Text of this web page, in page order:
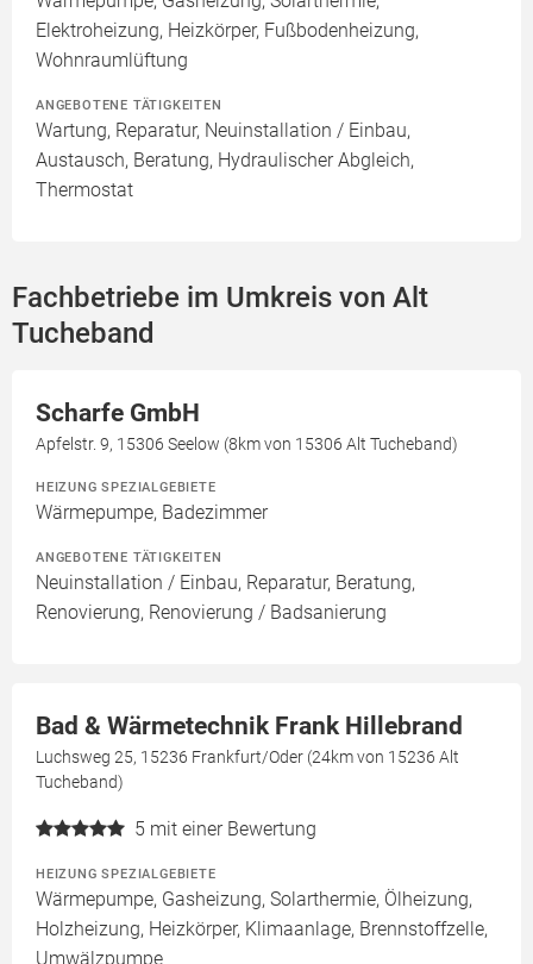
Elektroheizung, Heizkörper, Fußbodenheizung,
Wohnraumlüftung
ANGEBOTENE TÄTIGKEITEN
Wartung, Reparatur, Neuinstallation / Einbau,
Austausch, Beratung, Hydraulischer Abgleich,
Thermostat
Fachbetriebe im Umkreis von Alt
Tucheband
Scharfe GmbH
Apfelstr. 9, 15306 Seelow (8km von 15306 Alt Tucheband)
HEIZUNG SPEZIALGEBIETE
Wärmepumpe, Badezimmer
ANGEBOTENE TÄTIGKEITEN
Neuinstallation / Einbau, Reparatur, Beratung,
Renovierung, Renovierung / Badsanierung
Bad & Wärmetechnik Frank Hillebrand
Luchsweg 25, 15236 Frankfurt/Oder (24km von 15236 Alt
Tucheband)
5 mit einer Bewertung
HEIZUNG SPEZIALGEBIETE
Wärmepumpe, Gasheizung, Solarthermie, Ölheizung,
Holzheizung, Heizkörper, Klimaanlage, Brennstoffzelle,
Umwälzpumpe